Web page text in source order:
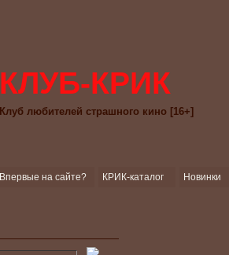
КЛУБ-КРИК
Клуб любителей страшного кино [16+]
Впервые на сайте? КРИК-каталог Новинки